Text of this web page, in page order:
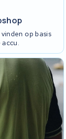
op basis